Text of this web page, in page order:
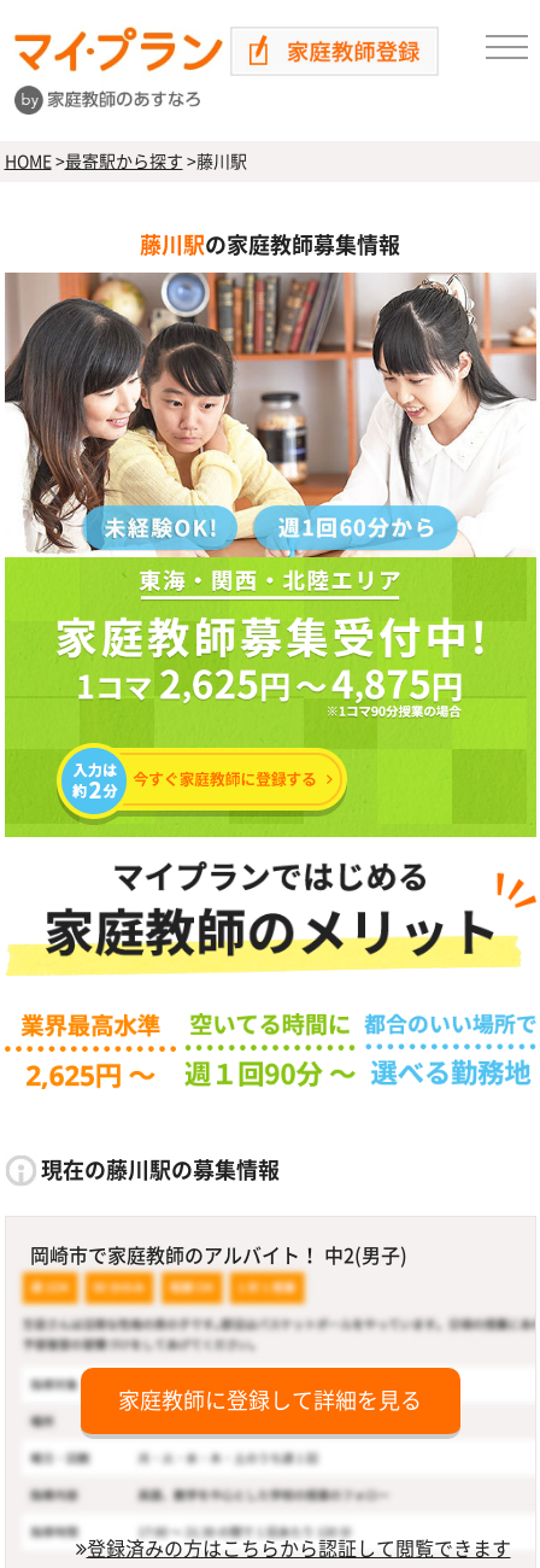
HOME>最寄駅から探す >藤川駅
藤川駅の家庭教師募集情報
現在の藤川駅の募集情報
岡崎市で家庭教師のアルバイト！ 中2(男子)
家庭教師に登録して詳細を見る
登録済みの方はこちらから認証して閲覧できます